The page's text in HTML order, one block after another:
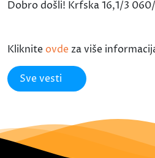
Dobro došli! Krfska 16,1/3
Kliknite ovde za više
Sve vesti